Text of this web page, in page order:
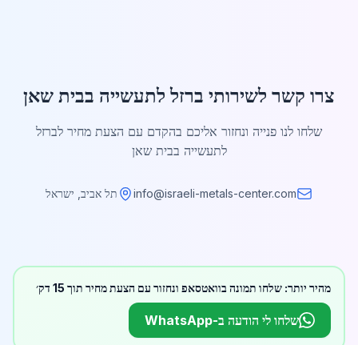
צרו קשר לשירותי ברזל לתעשייה בבית שאן
שלחו לנו פנייה ונחזור אליכם בהקדם עם הצעת מחיר לברזל
לתעשייה בבית שאן
info@israeli-metals-center.com תל אביב, ישראל
מהיר יותר: שלחו תמונה בוואטסאפ ונחזור עם הצעת מחיר תוך 15 דק׳
שלחו לי הודעה ב-WhatsApp